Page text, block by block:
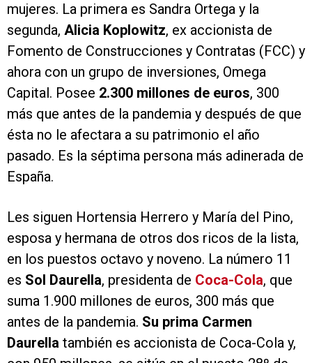
mujeres. La primera es Sandra Ortega y la
segunda, Alicia Koplowitz, ex accionista de
Fomento de Construcciones y Contratas (FCC) y
ahora con un grupo de inversiones, Omega
Capital. Posee 2.300 millones de euros, 300
más que antes de la pandemia y después de que
ésta no le afectara a su patrimonio el año
pasado. Es la séptima persona más adinerada de
España.
Les siguen Hortensia Herrero y María del Pino,
esposa y hermana de otros dos ricos de la lista,
en los puestos octavo y noveno. La número 11
es Sol Daurella, presidenta de Coca-Cola, que
suma 1.900 millones de euros, 300 más que
antes de la pandemia. Su prima Carmen
Daurella también es accionista de Coca-Cola y,